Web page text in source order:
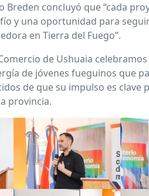
Breden concluyó que “cada
y una oportunidad para
en Tierra del Fuego”.
de Ushuaia
de jóvenes fueguinos que
de que su impulso es clave
provincia.